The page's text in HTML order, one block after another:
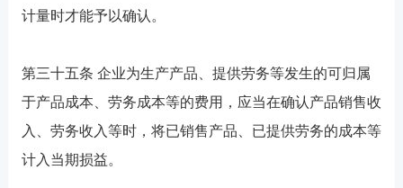
计量时才能予以确认。
第三十五条 企业为生产产品、提供劳务等发生的可归属
于产品成本、劳务成本等的费用，应当在确认产品销售收
入、劳务收入等时，将已销售产品、已提供劳务的成本等
计入当期损益。